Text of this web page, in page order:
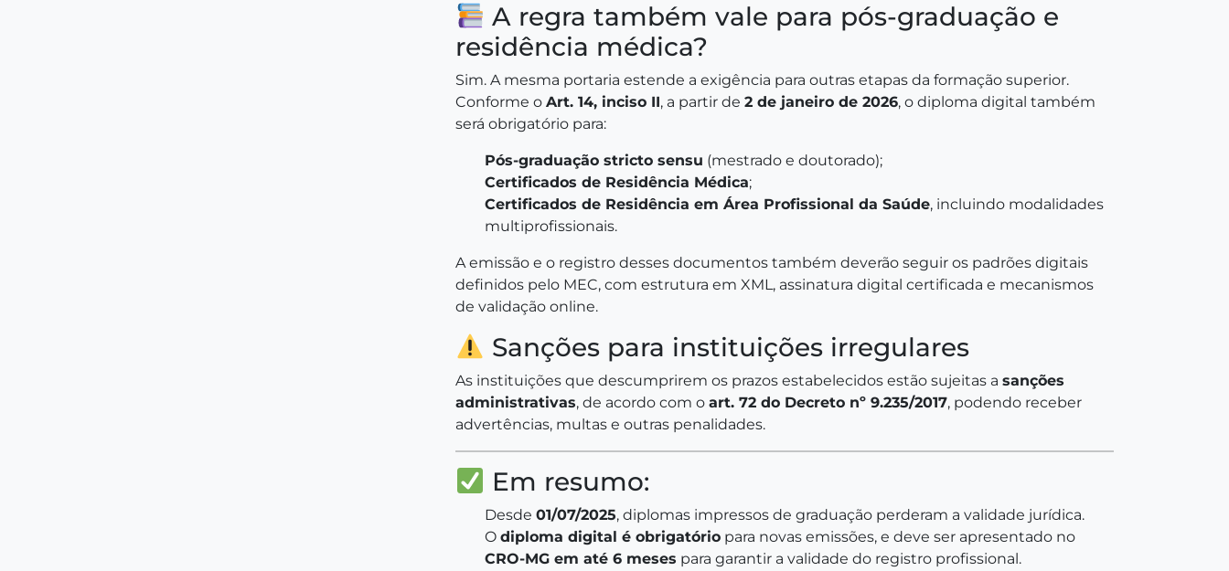
A regra também vale para pós-graduação e
residência médica?
Sim. A mesma portaria estende a exigência para outras etapas da formação superior.
Conforme o Art. 14, inciso II, a partir de 2 de janeiro de 2026, o diploma digital também
será obrigatório para:
Pós-graduação stricto sensu (mestrado e doutorado);
Certificados de Residência Médica;
Certificados de Residência em Área Profissional da Saúde, incluindo modalidades
multiprofissionais.
A emissão e o registro desses documentos também deverão seguir os padrões digitais
definidos pelo MEC, com estrutura em XML, assinatura digital certificada e mecanismos
de validação online.
Sanções para instituições irregulares
As instituições que descumprirem os prazos estabelecidos estão sujeitas a sanções
administrativas, de acordo com o art. 72 do Decreto nº 9.235/2017, podendo receber
advertências, multas e outras penalidades.
Em resumo:
Desde 01/07/2025, diplomas impressos de graduação perderam a validade jurídica.
O diploma digital é obrigatório para novas emissões, e deve ser apresentado no
CRO-MG em até 6 meses para garantir a validade do registro profissional.